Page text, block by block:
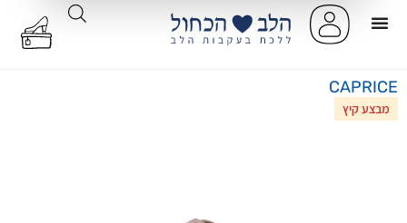
CAPRICE
מבצע קיץ